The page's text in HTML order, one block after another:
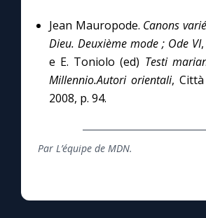
Marie de Nazareth
Jean Mauropode. Canons
Dieu. Deuxième mode ; Ode VI
e E. Toniolo (ed) Testi
Millennio.Autori orientali,
2008, p. 94.
Par L’équipe de MDN.